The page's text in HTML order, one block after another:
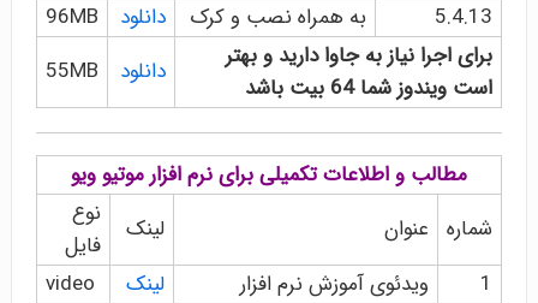
5.4.13
به همراه نصب و کرک دانلود
96MB
برای اجرا نیاز به جاوا دارید و بهتر
است ویندوز شما 64 بیت باشد
دانلود 55MB
مطالب و اطلاعات تکمیلی برای نرم افزار موتیو ویو
شماره عنوان لینک
نوع
فایل
1
ویدئوی آموزش نرم افزار لینک